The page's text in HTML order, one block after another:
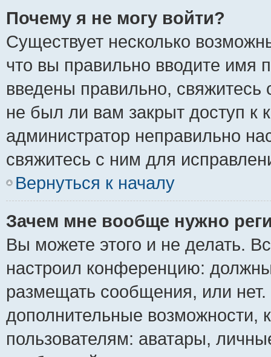
Почему я не могу войти?
Существует несколько
что вы правильно вводите имя
введены правильно,
не был ли вам закрыт доступ к
администратор неправильно
свяжитесь с ним для
Вернуться к началу
Зачем мне вообще нужно
Вы можете этого и не делать.
настроил конференцию:
размещать сообщения, или
дополнительные
пользователям: аватары,